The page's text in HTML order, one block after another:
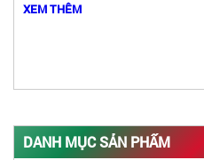
XEM THÊM
DANH MỤC SẢN PHẨM